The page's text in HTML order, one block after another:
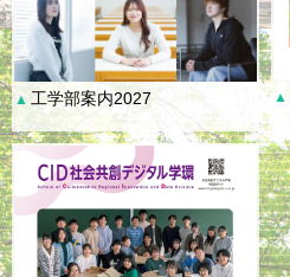
▲ 工学部案内2027 ▲